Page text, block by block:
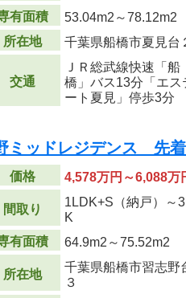
有面積
53.04m2 ～78.12m2
所在地
千葉県船橋市夏見台
交通
ＪＲ総武線快速「船
橋」バス13分「エス
ート夏見」停歩3分
ミッドレジデンス 先
価格 4,578万円～6,088万
間取り
1LDK+S（納戸）～
K
有面積
64.9m2 ～75.52m2
所在地
千葉県船橋市習志野
３